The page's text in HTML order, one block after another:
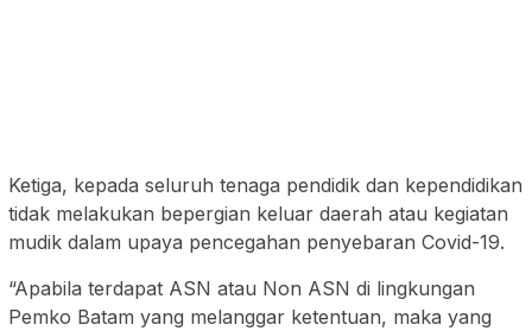
Ketiga, kepada seluruh tenaga pendidik dan kependidikan
tidak melakukan bepergian keluar daerah atau kegiatan
mudik dalam upaya pencegahan penyebaran Covid-19.
“Apabila terdapat ASN atau Non ASN di lingkungan
Pemko Batam yang melanggar ketentuan, maka yang